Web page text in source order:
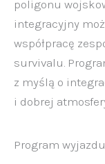
poligonu
integracyjny
współpracę
survivalu.
z myślą o
i dobrej
Program